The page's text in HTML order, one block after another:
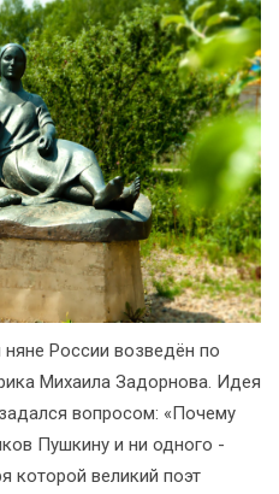
России возведён по
Михаила Задорнова. Идея
вопросом: «Почему
Пушкину и ни одного -
которой великий поэт